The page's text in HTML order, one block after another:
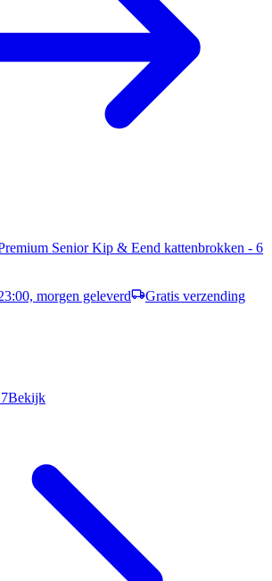
Senior Kip & Eend kattenbrokken - 6
morgen geleverd Gratis verzending
Bekijk